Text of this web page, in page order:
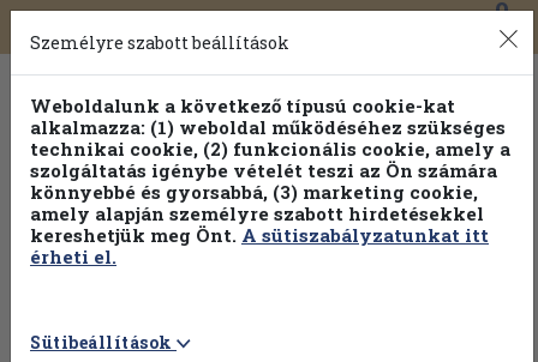
Toggle
navigation
0
Személyre szabott beállítások
Weboldalunk a következő típusú cookie-kat
alkalmazza: (1) weboldal működéséhez szükséges
technikai cookie, (2) funkcionális cookie, amely a
szolgáltatás igénybe vételét teszi az Ön számára
könnyebbé és gyorsabbá, (3) marketing cookie,
amely alapján személyre szabott hirdetésekkel
kereshetjük meg Önt. A sütiszabályzatunkat itt
érheti el.
Sütibeállítások